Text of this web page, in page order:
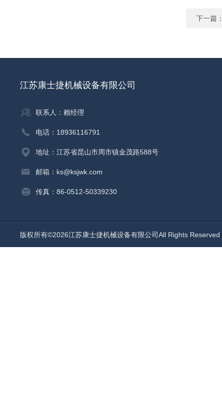
下一篇
江苏康士捷机械设备有限公司
联系人：赖经理
电话：18936116791
地址：江苏省昆山市周市镇金茂路588号
邮箱：ks@ksjwk.com
传真：86-0512-50339230
版权所有©2026江苏康士捷机械设备有限公司All Rights